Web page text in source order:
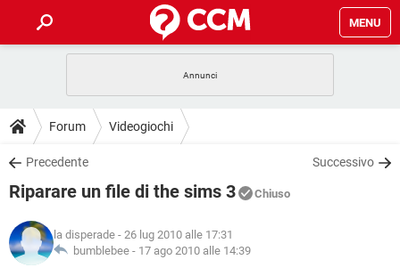
MENU
INTRATTENIMENTO
iOS
INSTAGRAM WHATSAPP
TIKTOK
HARDWARE
GUIDE
COVID-19
INSTAGRAM WHATSAPP
TIKTOK
DOWNLOAD
COVID-19 GAMING
INTRATTENIMENTO
iOS WINDOWS 10
FORUM
COVID-19 GAMING
INTRATTENIMENTO
GLOSSARIO
Forum Videogiochi
Precedente Successivo
Riparare un file di the sims 3 Chiuso
la disperade - 26 lug 2010 alle 17:31
bumblebee - 17 ago 2010 alle 14:39